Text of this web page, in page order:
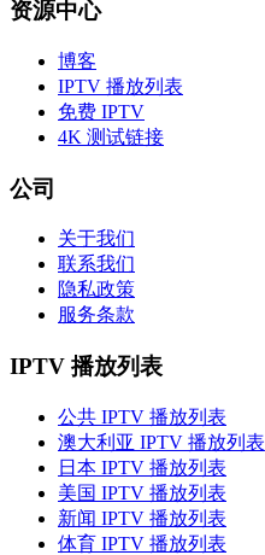
资源中心
博客
IPTV 播放列表
免费 IPTV
4K 测试链接
公司
关于我们
联系我们
隐私政策
服务条款
IPTV 播放列表
公共 IPTV 播放列表
澳大利亚 IPTV 播放列表
日本 IPTV 播放列表
美国 IPTV 播放列表
新闻 IPTV 播放列表
体育 IPTV 播放列表